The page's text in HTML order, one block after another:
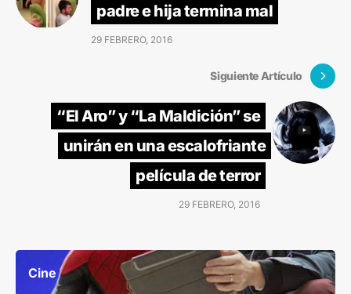
padre e hija termina mal
29 FEBRERO, 2016
Siguiente Artículo
“El Aro” y “La Maldición” se
unirán en una escalofriante
película de terror
29 FEBRERO, 2016
Cine